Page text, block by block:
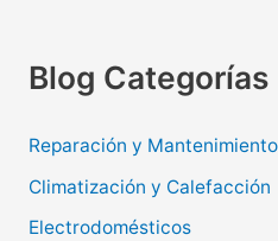
Blog Categorías
Reparación y Mantenimiento
Climatización y Calefacción
Electrodomésticos